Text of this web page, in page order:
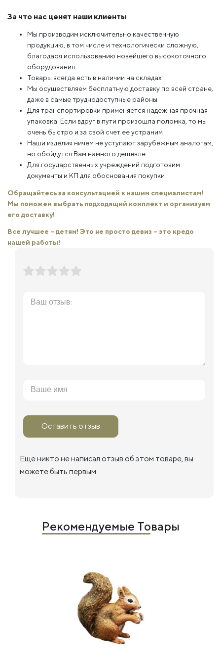
За что нас ценят наши клиенты
Мы производим исключительно качественную
продукцию, в том числе и технологически сложную,
благодаря использованию новейшего высокоточного
оборудования
Товары всегда есть в наличии на складах
Мы осуществляем бесплатную доставку по всей стране,
даже в самые труднодоступные районы
Для транспортировки применяется надежная прочная
упаковка. Если вдруг в пути произошла поломка, то мы
очень быстро и за свой счет ее устраним
Наши изделия ничем не уступают зарубежным аналогам,
но обойдутся Вам намного дешевле
Для государственных учреждений подготовим
документы и КП для обоснования покупки
Обращайтесь за консультацией к нашим специалистам!
Мы поможем выбрать подходящий комплект и организуем
его доставку!
Все лучшее – детям! Это не просто девиз – это кредо
нашей работы!
Оставить отзыв
Еще никто не написал отзыв об этом товаре, вы
можете быть первым.
Рекомендуемые Товары